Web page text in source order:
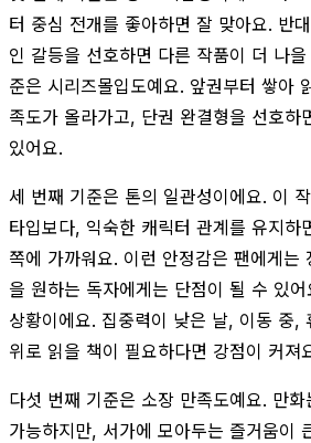
터 중심 전개를 좋아하면 잘 맞아요. 반
인 갈등을 선호하면 다른 작품이 더 나
준은 시리즈몰입도예요. 앞권부터 쌓아
족도가 올라가고, 단권 완결형을 선호하
있어요.
세 번째 기준은 톤의 일관성이에요. 이
타입보다, 익숙한 캐릭터 관계를 유지하
쪽에 가까워요. 이런 안정감은 팬에게는
을 원하는 독자에게는 단점이 될 수 있
상황이에요. 집중력이 낮은 날, 이동 중,
위로 읽을 책이 필요하다면 강점이 커져
다섯 번째 기준은 소장 만족도예요. 만
가능하지만, 서가에 모아두는 즐거움이